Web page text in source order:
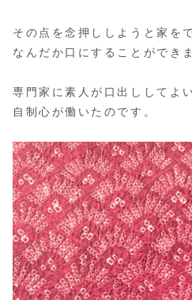
その点を念押ししようと家を
なんだか口にすることができ
専門家に素人が口出ししてよ
自制心が働いたのです。